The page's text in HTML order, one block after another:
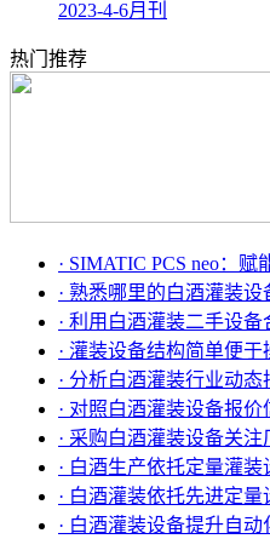
2023-4-6月刊
热门推荐
· SIMATIC PCS neo：赋
· 熟悉哪里的白酒灌装设
· 利用白酒灌装二手设备
· 灌装设备结构简单便于
· 分析白酒灌装行业动态
· 对照白酒灌装设备报价
· 采购白酒灌装设备关注
· 白酒生产依托定量灌装
· 白酒灌装依托先进定量
· 白酒灌装设备提升自动